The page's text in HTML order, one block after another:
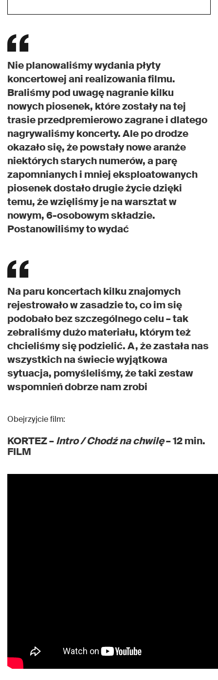
Nie planowaliśmy wydania płyty
koncertowej ani realizowania filmu.
Braliśmy pod uwagę nagranie kilku
nowych piosenek, które zostały na tej
trasie przedpremierowo zagrane i dlatego
nagrywaliśmy koncerty. Ale po drodze
okazało się, że powstały nowe aranże
niektórych starych numerów, a parę
zapomnianych i mniej eksploatowanych
piosenek dostało drugie życie dzięki
temu, że wzięliśmy je na warsztat w
nowym, 6-osobowym składzie.
Postanowiliśmy to wydać
Na paru koncertach kilku znajomych
rejestrowało w zasadzie to, co im się
podobało bez szczególnego celu – tak
zebraliśmy dużo materiału, którym też
chcieliśmy się podzielić. A, że zastała nas
wszystkich na świecie wyjątkowa
sytuacja, pomyśleliśmy, że taki zestaw
wspomnień dobrze nam zrobi
Obejrzyjcie film:
KORTEZ –Intro / Chodź na chwilę– 12 min.
FILM